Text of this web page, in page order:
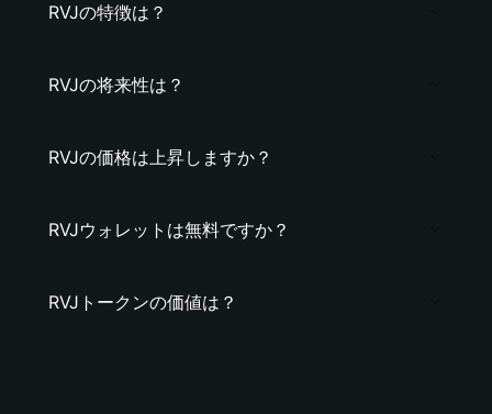
RVJの特徴は？
RVJの将来性は？
RVJの価格は上昇しますか？
RVJウォレットは無料ですか？
RVJトークンの価値は？